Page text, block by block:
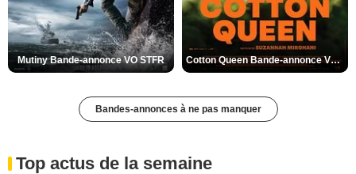
Mutiny Bande-annonce VO STFR Cotton Queen Bande-annonce VO STFR
Bandes-annonces à ne pas manquer
Top actus de la semaine